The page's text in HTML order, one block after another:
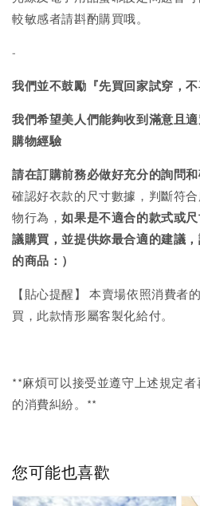
較敏感者請斟酌購買哦。
-
我們並不鼓勵『先買回家試穿，
我們希望美人們能夠收到滿意且
購物經驗
請在訂購前務必做好充分的詢問
確認好衣款的尺寸數據，判斷符
物行為，如果是不適合的款式或
議購買，並提供妳最合適的建議
的商品：）
【貼心提醒】 本賣場依照消費者
買，此款情形屬客製化給付。
**麻煩可以接受並遵守上述規定
的消費糾紛。**
您可能也喜歡